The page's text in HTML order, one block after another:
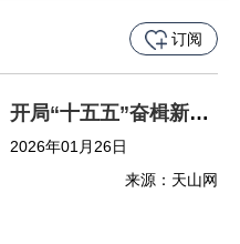
订阅
开局“十五五”奋楫新征程
2026年01月26日
来源：天山网